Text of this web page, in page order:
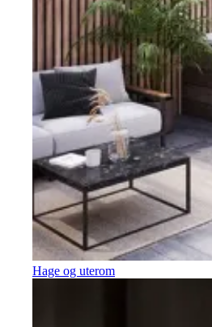
Hage og uterom